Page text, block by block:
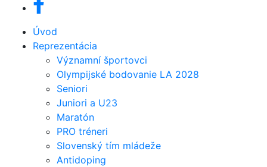
Úvod
Reprezentácia
Významní športovci
Olympijské bodovanie LA 2028
Seniori
Juniori a U23
Maratón
PRO tréneri
Slovenský tím mládeže
Antidoping